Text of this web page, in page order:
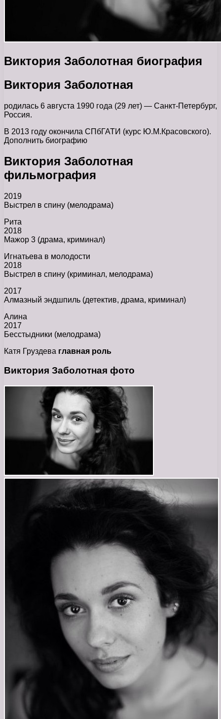
Виктория Заболотная биография
Виктория Заболотная
родилась 6 августа 1990 года (29 лет) — Санкт-Петербург,
Россия.
В 2013 году окончила СПбГАТИ (курс Ю.М.Красовского).
Дополнить биографию
Виктория Заболотная
фильмография
2019
Выстрел в спину (мелодрама)
Рита
2018
Мажор 3 (драма, криминал)
Игнатьева в молодости
2018
Выстрел в спину (криминал, мелодрама)
2017
Алмазный эндшпиль (детектив, драма, криминал)
Алина
2017
Бесстыдники (мелодрама)
Катя Груздева главная роль
Виктория Заболотная фото